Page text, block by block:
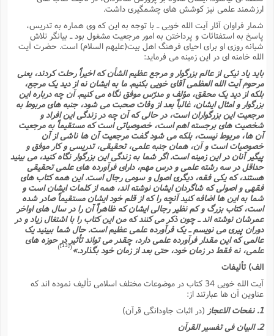
ارزشمند علمى نیز کوشش هاى چشمگیرى داشت.
شمار فراوان آثار آیت الله خویى ـ با توجه به این که وى هماره به تدریس،
پاسخ به استفتائات و پرداختن به امور مرجعیت مشغول بود ـ بیانگر تلاش
شبانه روزى او براى احیاى فرهنگ اهل بیت(علیهم السلام) است. حضرت آیت
الله خامنه اى در این زمینه مى فرماید:
باید یاد نیکى از عالم بزرگوار و مرجع عظیم الشأن که اخیراً رحلت کردند، یعنى
مرحوم آیت الله العظمى آقاى خویى بکنیم. ما به ایشان نه از دید یک مرجع،
بلکه از دید یک محقق، مؤلف و مدرّس موفق نگاه مى کنیم. آن چه درباره این
بزرگوار و امثال ایشان، غالباً بعد از وفات صحبت مى شود، جنبه هاى مربوط به
مرجعیت این بزرگواران است، در حالى که آن چه در زندگى این افراد و
شخصیت هاى برجسته اهم است، خصوصیاتى است که مستقیماً به مرجعیت
آن ها، مربوط نیست، بلکه مى شود گفت مرجعیت آن ها ناشى از آن
خصوصیات است و آن، همان جنبه علمى، تحقیقى، تدریسى و کار موفق و
پیگیر آنان در این زمینه است. اگر شما به زندگى این بزرگوار نگاه کنید، مى بینید
حداقل در سه رشته علمى و درس مهم، داراى فرآورده هاى علمى تحقیقى
هستند، که یکى فقه، دیگرى اصول و سومى رجال است. این همه کتاب هاى
فقهى و اصولى که شاگردان ایشان نوشته اند، همه از کلمات ایشان است و
شما به این ها اضافه کنید آنچه را که از قلم خود ایشان مستقیماً صادر شده
است، کتاب بزرگ و کم نظیر رجالى ایشان که ظاهراً آن را در سال هاى اواخر
عمرشان نوشته اند ـ چون ذکر مى کنند که من این کتاب را با اشتغال زیاد و در
دوران پیرى مى نویسم ـ یک فرآورده علمى عظیم است. حال شما ببینید یک
عالمى که این مقدار فرآورده علمى دارد، چقدر مى تواند تأثیر در حوزه هاى
علمى، نه فقط در زمان خود، حتى بعد از زمان خود بگذارد.»(
[13]
)
الف) تألیفات
آیت الله خویى 34 کتاب در موضوعات مختلف اسلامى تألیف نموده اند که
عناوین آن ها عبارتند از:
1. نفحات الاعجاز
(در اثبات جاودانگى قرآن)
2. البیان فى تفسیر القرآن